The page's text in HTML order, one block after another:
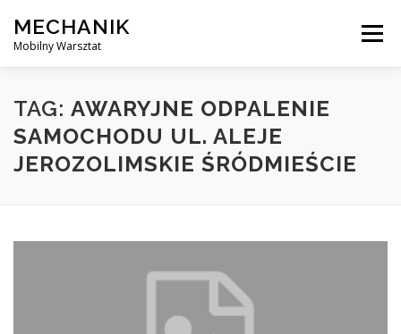
content
MECHANIK
Mobilny Warsztat
Menu
MOBILNY MECHANIK ELEKTRYK SAMOCHODOWY
BLOG KONTAKT
TAG: AWARYJNE ODPALENIE
SAMOCHODU UL. ALEJE
JEROZOLIMSKIE ŚRÓDMIEŚCIE